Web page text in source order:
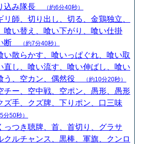
込み隊長
（約6分40秒）
リ師、切り出し、切る、金鶏独立、
喰い替え、喰い下がり、喰い仕掛
断
（約7分40秒）
い散らかす、喰いっぱぐれ、喰い取
直し、喰い流す、喰い伸ばし、喰い
う、空カン、偶然役
（約10分20秒）
チー、空中戦、空ポン、愚形、愚形
ズ手、クズ牌、下りポン、口三味
5分50秒）
っつき聴牌、首、首切り、グラサ
クルチャンス、黒棒、軍旗、クンロ